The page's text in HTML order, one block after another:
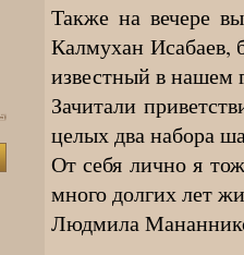
Также на вечере
Калмухан Исабаев,
известный в нашем
Зачитали
целых два набора
От себя лично я
много долгих лет
Людмила